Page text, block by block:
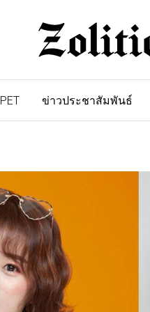
PET ข่าวประชาสัมพันธ์